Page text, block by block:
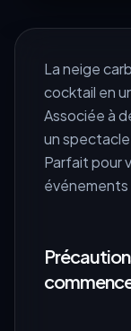
La neige
cocktail en
Associée à
un
Parfait pour
événements